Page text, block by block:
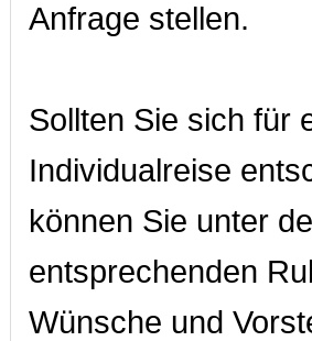
Anfrage stellen.
Sollten Sie sich für
Individualreise
können Sie unter
entsprechenden
Wünsche und